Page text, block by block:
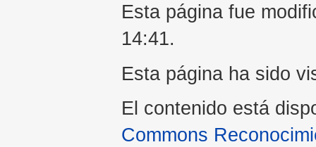
Esta página fue
14:41.
Esta página ha sido
El contenido está
Commons